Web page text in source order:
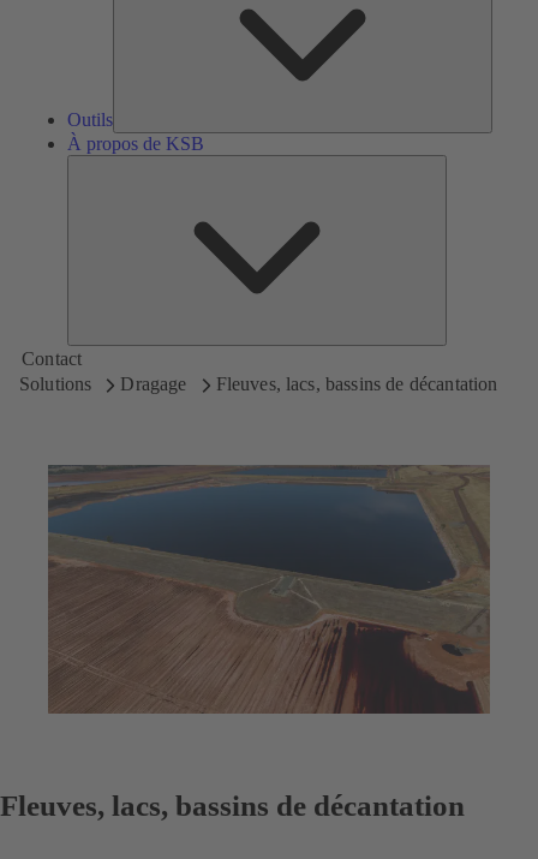
Outils
À propos de KSB
Contact
Solutions
Dragage Fleuves, lacs, bassins de décantation
Fleuves, lacs, bassins de décantation